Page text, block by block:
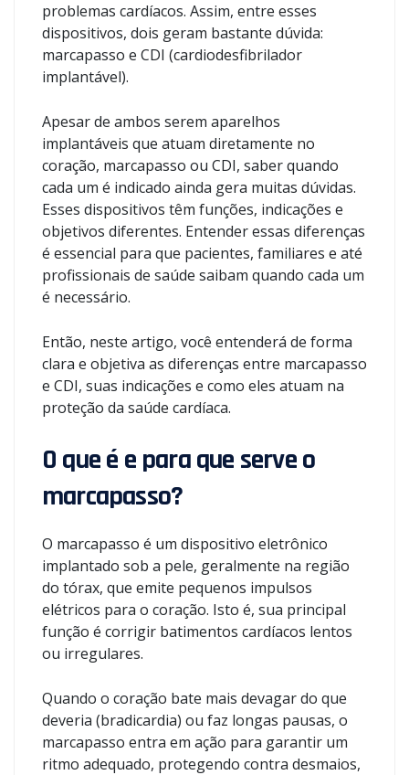
problemas cardíacos. Assim, entre esses
dispositivos, dois geram bastante dúvida:
marcapasso e CDI (cardiodesfibrilador
implantável).
Apesar de ambos serem aparelhos
implantáveis que atuam diretamente no
coração, marcapasso ou CDI, saber quando
cada um é indicado ainda gera muitas dúvidas.
Esses dispositivos têm funções, indicações e
objetivos diferentes. Entender essas diferenças
é essencial para que pacientes, familiares e até
profissionais de saúde saibam quando cada um
é necessário.
Então, neste artigo, você entenderá de forma
clara e objetiva as diferenças entre marcapasso
e CDI, suas indicações e como eles atuam na
proteção da saúde cardíaca.
O que é e para que serve o
marcapasso?
O marcapasso é um dispositivo eletrônico
implantado sob a pele, geralmente na região
do tórax, que emite pequenos impulsos
elétricos para o coração. Isto é, sua principal
função é corrigir batimentos cardíacos lentos
ou irregulares.
Quando o coração bate mais devagar do que
deveria (bradicardia) ou faz longas pausas, o
marcapasso entra em ação para garantir um
ritmo adequado, protegendo contra desmaios,